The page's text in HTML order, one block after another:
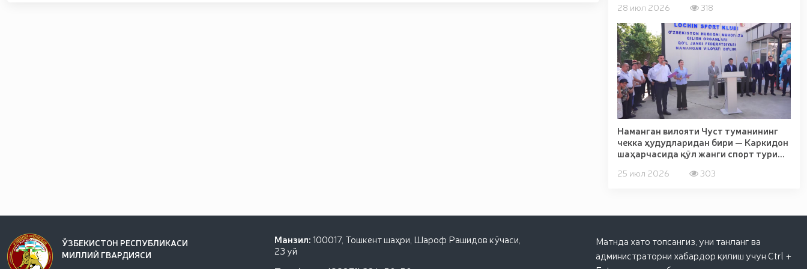
28 июл 2026 318
Наманган вилояти Чуст туманининг
чекка ҳудудларидан бири — Каркидон
шаҳарчасида қўл жанги спорт тури...
25 июл 2026 303
ЎЗБЕКИСТОН РЕСПУБЛИКАСИ
МИЛЛИЙ ГВАРДИЯСИ
Манзил: 100017, Тошкент шаҳри, Шароф Рашидов кўчаси,
23 уй
Матнда хато топсангиз, уни танланг ва
администраторни хабардор қилиш учун Ctrl +